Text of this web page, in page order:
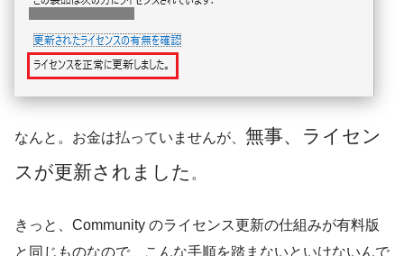
なんと。お金は払っていませんが、 無事、ライセン
スが更新されました 。
きっと、Community のライセンス更新の仕組みが有料版
と同じものなので、こんな手順を踏まないといけないんで